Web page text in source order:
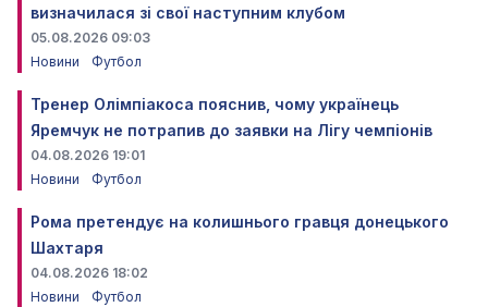
визначилася зі свої наступним клубом
05.08.2026 09:03
Новини
Футбол
Тренер Олімпіакоса пояснив, чому українець
Яремчук не потрапив до заявки на Лігу чемпіонів
04.08.2026 19:01
Новини
Футбол
Рома претендує на колишнього гравця донецького
Шахтаря
04.08.2026 18:02
Новини
Футбол